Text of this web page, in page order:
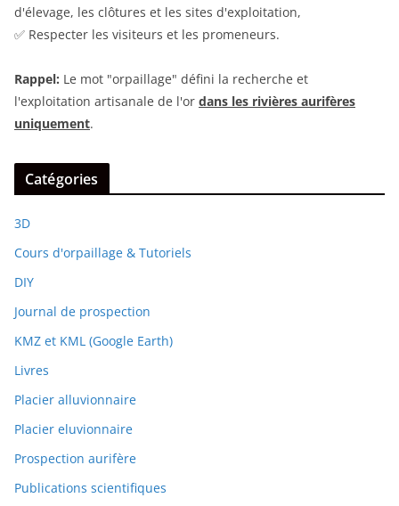
d'élevage, les clôtures et les sites d'exploitation,
✅ Respecter les visiteurs et les promeneurs.
Rappel: Le mot "orpaillage" défini la recherche et
l'exploitation artisanale de l'or dans les rivières aurifères
uniquement.
Catégories
3D
Cours d'orpaillage & Tutoriels
DIY
Journal de prospection
KMZ et KML (Google Earth)
Livres
Placier alluvionnaire
Placier eluvionnaire
Prospection aurifère
Publications scientifiques